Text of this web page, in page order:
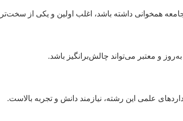
همخوانی داشته باشد، اغلب اولین و یکی از
و معتبر می‌تواند چالش‌برانگیز باشد.
علمی این رشته، نیازمند دانش و تجربه بالاست.